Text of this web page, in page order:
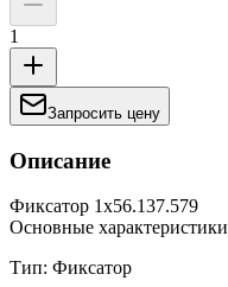
1
Запросить цену
Описание
Фиксатор 1х56.137.579
Основные характеристики
Тип: Фиксатор